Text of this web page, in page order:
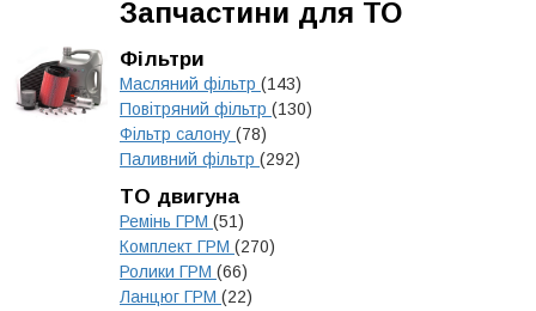
Запчастини для ТО
Фільтри
Масляний фільтр (143)
Повітряний фільтр (130)
Фільтр салону (78)
Паливний фільтр (292)
ТО двигуна
Ремінь ГРМ (51)
Комплект ГРМ (270)
Ролики ГРМ (66)
Ланцюг ГРМ (22)